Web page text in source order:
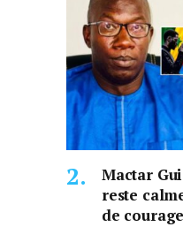
Mactar
reste
de